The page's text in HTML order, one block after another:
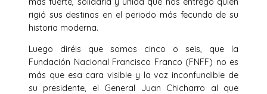
rigió sus destinos en el periodo más fecundo de su
historia moderna.
Luego diréis que somos cinco o seis, que la
Fundación Nacional Francisco Franco (FNFF) no es
más que esa cara visible y la voz inconfundible de
su presidente, el General Juan Chicharro al que